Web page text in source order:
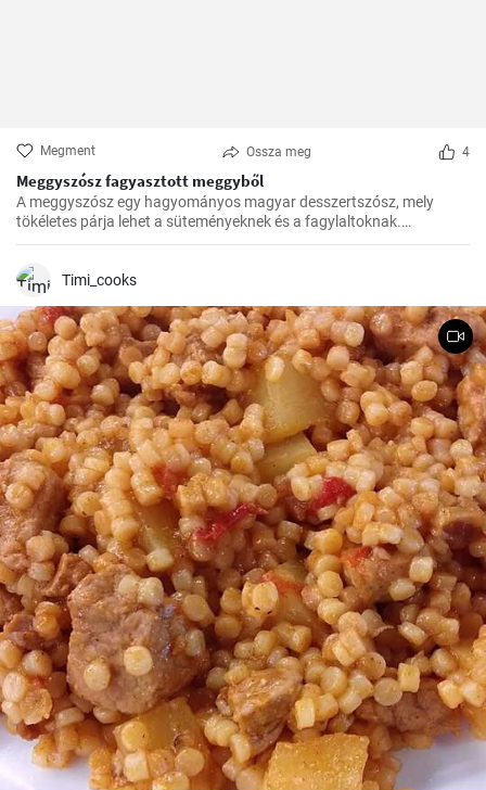
Megment Ossza meg 4
Meggyszósz fagyasztott meggyből
A meggyszósz egy hagyományos magyar desszertszósz, mely
tökéletes párja lehet a süteményeknek és a fagylaltoknak.
Fagyasztott meggyből készítve pedig bármikor élvezhetjük ezt a
Timi_cooks